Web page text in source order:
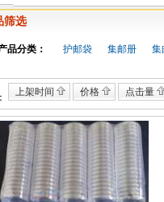
筛选
品分类： 护邮袋 集邮册 集
上架时间 价格 点击量